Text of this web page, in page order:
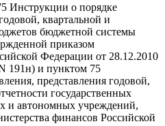
Инструкции о порядке
квартальной и
бюджетной системы
приказом
Федерации от 28.12.2010
191н) и пунктом 75
представления годовой,
государственных
и автономных учреждений,
финансов Российской